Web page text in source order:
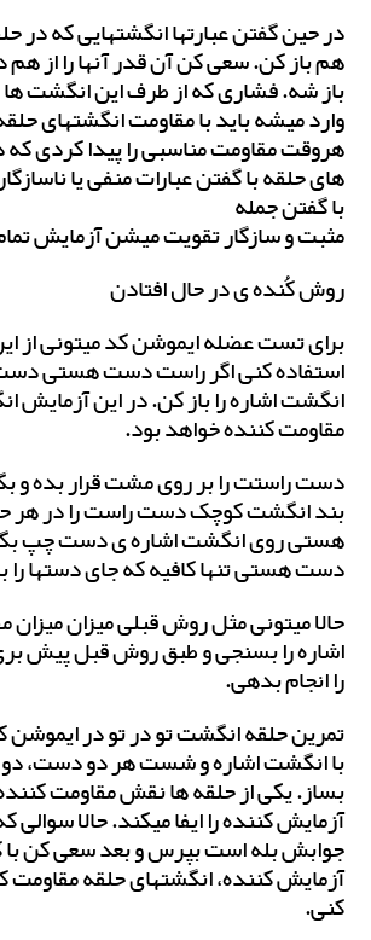
در حین گفتن عبارتها انگشتهایی که در
هم باز کن. سعی کن آن قدر آنها را از هم
باز شه. فشاری که از طرف این انگشت
وارد میشه باید با مقاومت انگشتهای
هروقت مقاومت مناسبی را پیدا کردی
های حلقه با گفتن عبارات منفی یا
با گفتن جمله
مثبت و سازگار تقویت میشن آزمایش
روش کُنده ی در حال افتادن
برای تست عضله ایموشن کد میتونی از
استفاده کنی اگر راست دست هستی
انگشت اشاره را باز کن. در این آزمایش
مقاومت کننده خواهد بود.
دست راستت را بر روی مشت قرار بده و
بند انگشت کوچک دست راست را در هر
هستی روی انگشت اشاره ی دست چپ
دست هستی تنها کافیه که جای دستها
حالا میتونی مثل روش قبلی میزان
اشاره را بسنجی و طبق روش قبل پیش
را انجام بدهی.
تمرین حلقه انگشت تو در تو در
با انگشت اشاره و شست هر دو دست، دو
بساز. یکی از حلقه ها نقش مقاومت
آزمایش کننده را ایفا میکند. حالا سوالی
جوابش بله است بپرس و بعد سعی کن
آزمایش کننده، انگشتهای حلقه مقاومت
کنی.